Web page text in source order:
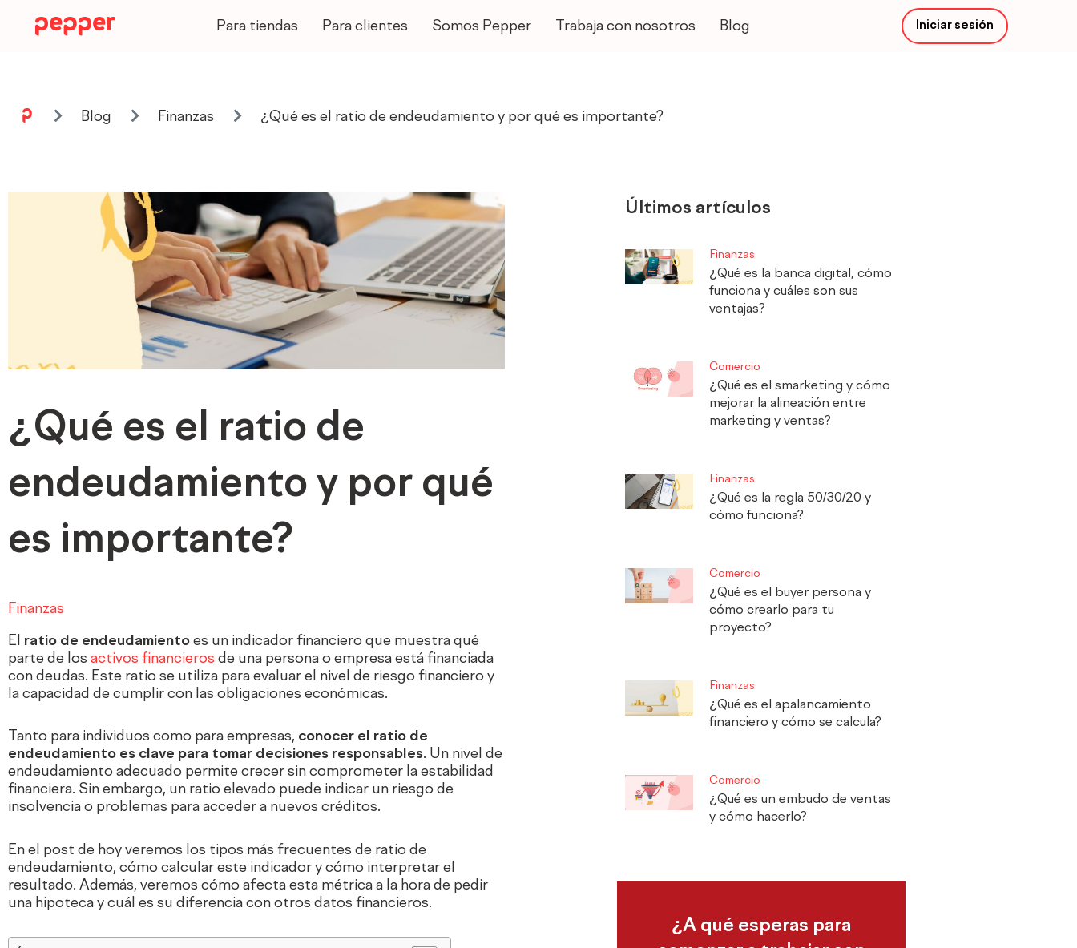
Para tiendas Para clientes Somos Pepper Trabaja con nosotros Blog Iniciar sesión
Blog Finanzas ¿Qué es el ratio de endeudamiento y por qué es importante?
¿Qué es el ratio de
endeudamiento y por qué
es importante?
Finanzas
El ratio de endeudamiento es un indicador financiero que muestra qué
parte de los activos financieros de una persona o empresa está financiada
con deudas. Este ratio se utiliza para evaluar el nivel de riesgo financiero y
la capacidad de cumplir con las obligaciones económicas.
Tanto para individuos como para empresas, conocer el ratio de
endeudamiento es clave para tomar decisiones responsables. Un nivel de
endeudamiento adecuado permite crecer sin comprometer la estabilidad
financiera. Sin embargo, un ratio elevado puede indicar un riesgo de
insolvencia o problemas para acceder a nuevos créditos.
En el post de hoy veremos los tipos más frecuentes de ratio de
endeudamiento, cómo calcular este indicador y cómo interpretar el
resultado. Además, veremos cómo afecta esta métrica a la hora de pedir
una hipoteca y cuál es su diferencia con otros datos financieros.
Últimos artículos
Finanzas
¿Qué es la banca digital, cómo
funciona y cuáles son sus
ventajas?
Comercio
¿Qué es el smarketing y cómo
mejorar la alineación entre
marketing y ventas?
Finanzas
¿Qué es la regla 50/30/20 y
cómo funciona?
Comercio
¿Qué es el buyer persona y
cómo crearlo para tu
proyecto?
Finanzas
¿Qué es el apalancamiento
financiero y cómo se calcula?
Comercio
¿Qué es un embudo de ventas
y cómo hacerlo?
¿A qué esperas para